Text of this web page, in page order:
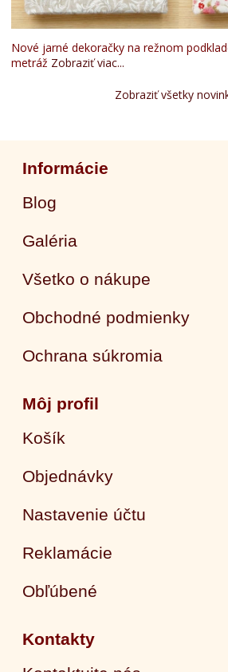
Nové jarné dekoračky na režnom
metráž Zobraziť viac...
Zobraziť všetky
Informácie
Blog
Galéria
Všetko o nákupe
Obchodné podmienky
Ochrana súkromia
Môj profil
Košík
Objednávky
Nastavenie účtu
Reklamácie
Obľúbené
Kontakty